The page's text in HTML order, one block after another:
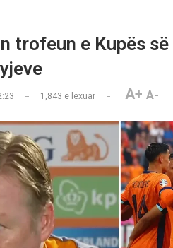
trofeun e Kupës
1,843 e lexuar A+ A-